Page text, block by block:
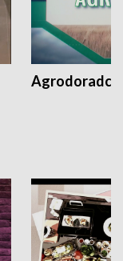
Agrodoradcy